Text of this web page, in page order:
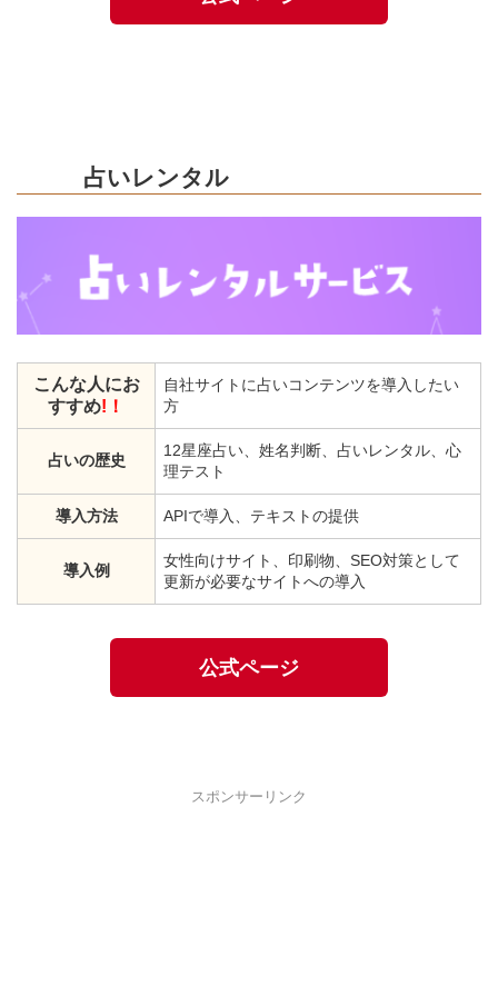
占いレンタル
こんな人にお
すすめ!！
自社サイトに占いコンテンツを導入したい
方
占いの歴史
12星座占い、姓名判断、占いレンタル、心
理テスト
導入方法 APIで導入、テキストの提供
導入例
女性向けサイト、印刷物、SEO対策として
更新が必要なサイトへの導入
公式ページ
スポンサーリンク